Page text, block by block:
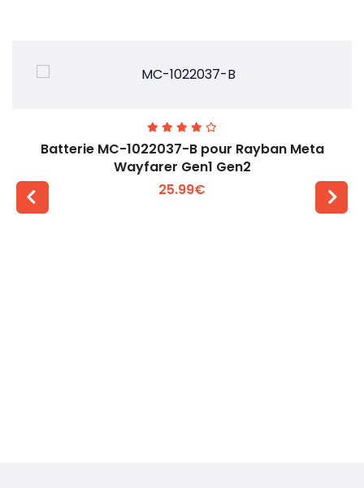
Batterie MC-1022037-B pour Rayban Meta
Wayfarer Gen1 Gen2
25.99€